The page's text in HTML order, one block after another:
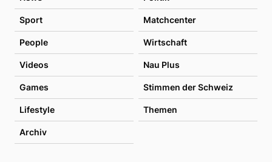
Sport Matchcenter
People Wirtschaft
Videos Nau Plus
Games Stimmen der Schweiz
Lifestyle Themen
Archiv